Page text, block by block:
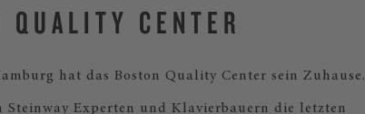
CENTER
hat das Boston Quality Center sein Zuhause.
Steinway Experten und Klavierbauern die letzten